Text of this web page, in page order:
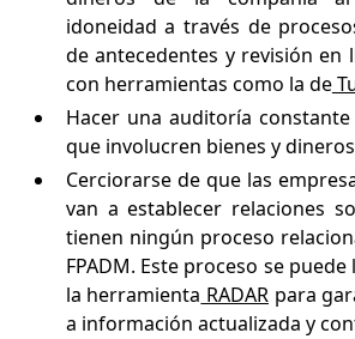
idoneidad a través de
de antecedentes y revisión en
con herramientas como la de
Hacer una auditoría
que involucren bienes y
Cerciorarse de que las
van a establecer relaciones
tienen ningún proceso
FPADM. Este proceso se
la herramienta RADARpara
a información actualizada y